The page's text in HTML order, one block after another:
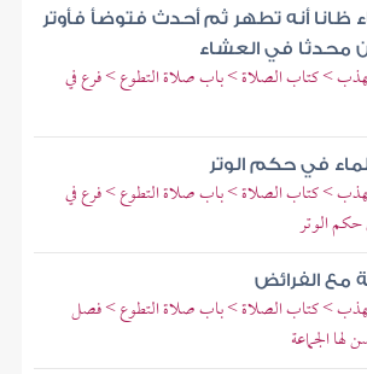
ظانا أنه تطهر ثم أحدث فتوضأ فأوتر
محدثا في العشاء
> كتاب الصلاة > باب صلاة التطوع > فرع في
في حكم الوتر
> كتاب الصلاة > باب صلاة التطوع > فرع في
حكم الوتر
مع الفرائض
> كتاب الصلاة > باب صلاة التطوع > فصل
لها الجماعة